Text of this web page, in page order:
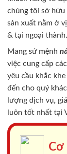
chúng tôi sở hữu
sản xuất nằm ở
& tại ngoại thành.
Mang sứ mệnh
việc cung cấp
yêu cầu khắc
đến cho quý
lượng dịch vụ,
luôn tốt nhất tại